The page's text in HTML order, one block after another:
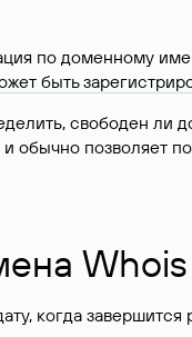
по доменному
быть
свободен
позволяет
Whois
когда